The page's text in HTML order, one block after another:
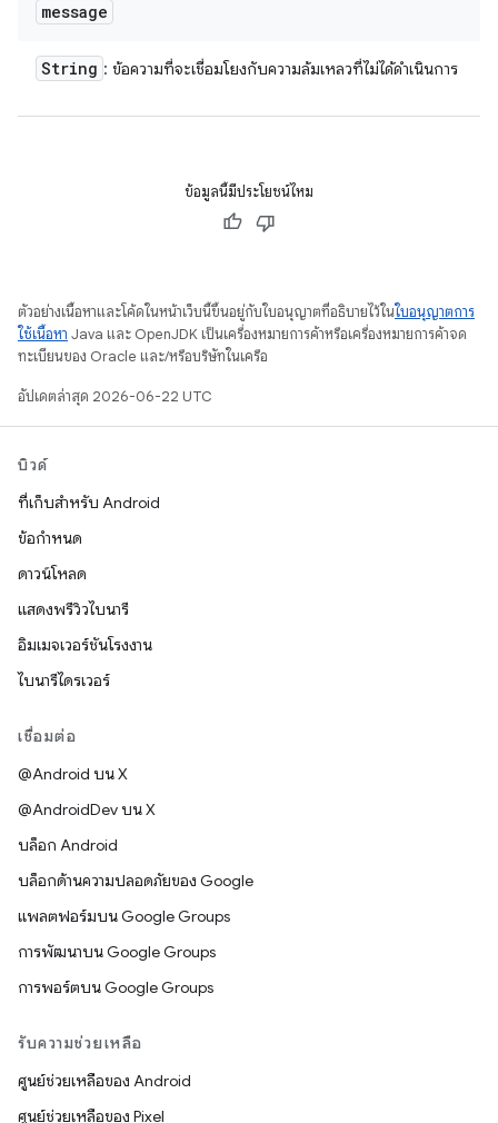
message
String : ข้อความที่จะเชื่อมโยงกับความล้มเหลวที่ไม่ได้ดำเนินการ
ข้อมูลนี้มีประโยชน์ไหม
ตัวอย่างเนื้อหาและโค้ดในหน้าเว็บนี้ขึ้นอยู่กับใบอนุญาตที่อธิบายไว้ในใบอนุญาตการ
ใช้เนื้อหา Java และ OpenJDK เป็นเครื่องหมายการค้าหรือเครื่องหมายการค้าจด
ทะเบียนของ Oracle และ/หรือบริษัทในเครือ
อัปเดตล่าสุด 2026-06-22 UTC
บิวด์
ที่เก็บสำหรับ Android
ข้อกำหนด
ดาวน์โหลด
แสดงพรีวิวไบนารี
อิมเมจเวอร์ชันโรงงาน
ไบนารีไดรเวอร์
เชื่อมต่อ
@Android บน X
@AndroidDev บน X
บล็อก Android
บล็อกด้านความปลอดภัยของ Google
แพลตฟอร์มบน Google Groups
การพัฒนาบน Google Groups
การพอร์ตบน Google Groups
รับความช่วยเหลือ
ศูนย์ช่วยเหลือของ Android
ศูนย์ช่วยเหลือของ Pixel